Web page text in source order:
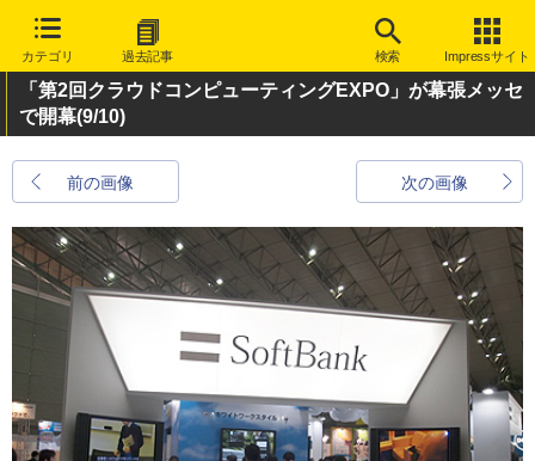
カテゴリ 過去記事 検索 Impressサイト
「第2回クラウドコンピューティングEXPO」が幕張メッセ
で開幕(9/10)
前の画像 次の画像